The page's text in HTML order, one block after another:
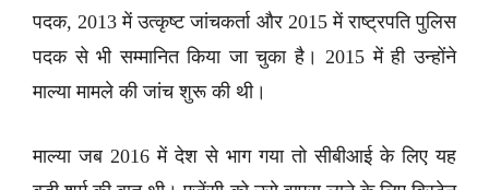
पदक, 2013 में उत्कृष्ट जांचकर्ता और 2015 में राष्ट्रपति पुलिस
पदक से भी सम्मानित किया जा चुका है। 2015 में ही उन्होंने
माल्या मामले की जांच शुरू की थी।
माल्या जब 2016 में देश से भाग गया तो सीबीआई के लिए यह